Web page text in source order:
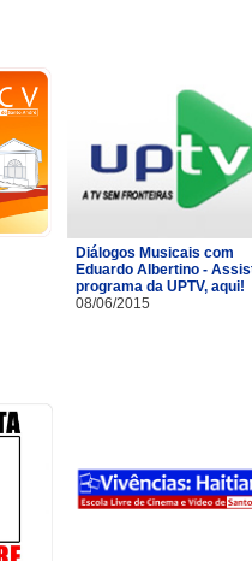
Diálogos Musicais com
Eduardo Albertino -
programa da UPTV, aqui!
08/06/2015